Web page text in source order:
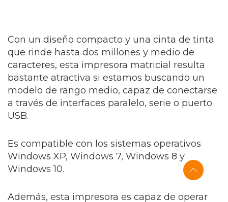
Con un diseño compacto y una cinta de tinta
que rinde hasta dos millones y medio de
caracteres, esta impresora matricial resulta
bastante atractiva si estamos buscando un
modelo de rango medio, capaz de conectarse
a través de interfaces paralelo, serie o puerto
USB.
Es compatible con los sistemas operativos
Windows XP, Windows 7, Windows 8 y
Windows 10.
Además, esta impresora es capaz de operar